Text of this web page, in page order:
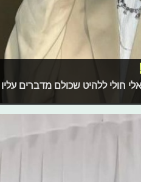
חולי ללהיט שכולם מדברים